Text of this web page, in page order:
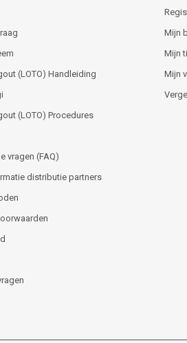
(LOTO) Handleiding
(LOTO) Procedures
vragen (FAQ)
distributie partners
Mijn
Mijn
Mijn